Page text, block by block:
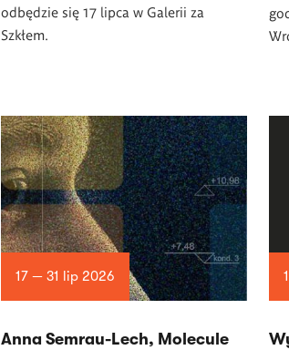
odbędzie się 17 lipca w Galerii za
Szkłem.
17 — 31 lip 2026
Anna Semrau-Lech, Molecule